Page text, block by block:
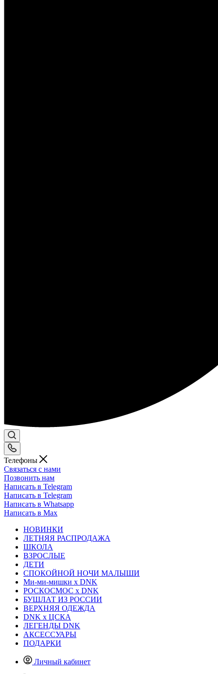
Телефоны
Связаться с нами
Позвонить нам
Написать в Telegram
Написать в Telegram
Написать в Whatsapp
Написать в Max
НОВИНКИ
ЛЕТНЯЯ РАСПРОДАЖА
ШКОЛА
ВЗРОСЛЫЕ
ДЕТИ
СПОКОЙНОЙ НОЧИ МАЛЫШИ
Ми-ми-мишки x DNK
РОСКОСМОС x DNK
БУШЛАТ ИЗ РОССИИ
ВЕРХНЯЯ ОДЕЖДА
DNK x ЦСКА
ЛЕГЕНДЫ DNK
АКСЕССУАРЫ
ПОДАРКИ
Личный кабинет